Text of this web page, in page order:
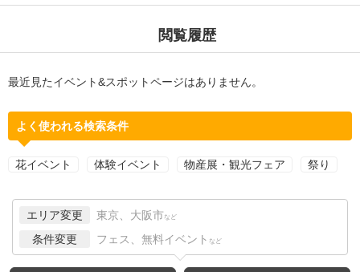
閲覧履歴
最近見たイベント&スポットページはありません。
よく使われる検索条件
花イベント 体験イベント 物産展・観光フェア 祭り
エリア変更 東京、大阪市 など
条件変更 フェス、無料イベント など